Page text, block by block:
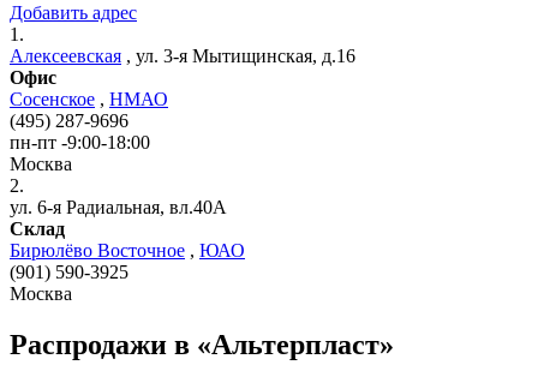
Добавить адрес
1.
Алексеевская , ул. 3-я Мытищинская, д.16
Офис
Сосенское , НМАО
(495) 287-9696
пн-пт -9:00-18:00
Москва
2.
ул. 6-я Радиальная, вл.40А
Склад
Бирюлёво Восточное , ЮАО
(901) 590-3925
Москва
Распродажи в «Альтерпласт»